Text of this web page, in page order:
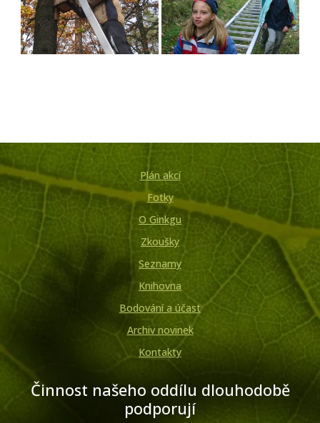
Plán akcí
Fotky
O Ginkgu
Zkoušky
Seznamy
Knihovna
Bodování a účast
Archiv novinek
Kontakty
Činnost našeho oddílu dlouhodobě
podporují